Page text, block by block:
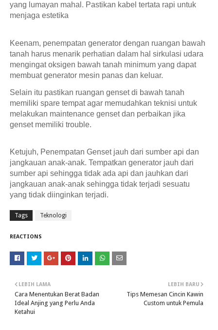
yang lumayan mahal. Pastikan kabel tertata rapi untuk
menjaga estetika
Keenam, penempatan generator dengan ruangan bawah
tanah harus menarik perhatian dalam hal sirkulasi udara
mengingat oksigen bawah tanah minimum yang dapat
membuat generator mesin panas dan keluar.
Selain itu pastikan ruangan genset di bawah tanah
memiliki spare tempat agar memudahkan teknisi untuk
melakukan maintenance genset dan perbaikan jika
genset memiliki trouble.
Ketujuh, Penempatan Genset jauh dari sumber api dan
jangkauan anak-anak. Tempatkan generator jauh dari
sumber api sehingga tidak ada api dan jauhkan dari
jangkauan anak-anak sehingga tidak terjadi sesuatu
yang tidak diinginkan terjadi.
Tags Teknologi
REACTIONS
LEBIH BARU
Tips Memesan Cincin Kawin
Custom untuk Pemula
LEBIH LAMA
Cara Menentukan Berat Badan
Ideal Anjing yang Perlu Anda
Ketahui